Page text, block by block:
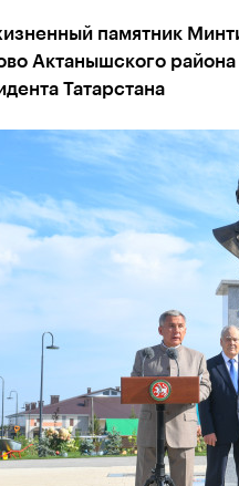
памятник
Актанышского
Татарстана